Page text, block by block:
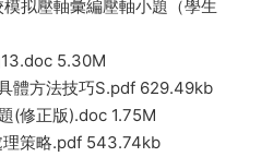
拟壓軸彙編壓軸小題（學生
5.30M
體方法技巧S.pdf 629.49kb
(修正版).doc 1.75M
理策略.pdf 543.74kb